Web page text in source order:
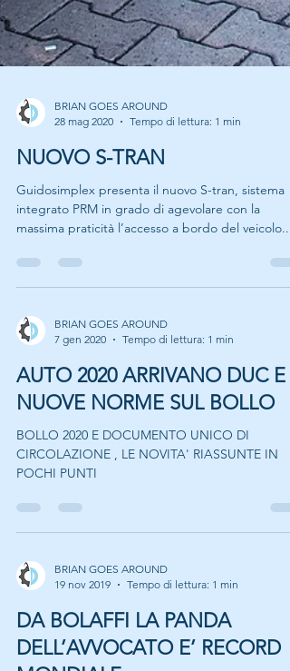
28 mag 2020
Tempo di lettura: 1 min
NUOVO S-TRAN
Guidosimplex presenta il nuovo S-tran, sistema
massima praticità l’accesso a bordo del veicolo...
7 gen 2020
Tempo di lettura: 1 min
AUTO 2020 ARRIVANO DUC E
NUOVE NORME SUL BOLLO
BOLLO 2020 E DOCUMENTO UNICO DI
POCHI PUNTI
19 nov 2019
Tempo di lettura: 1 min
DA BOLAFFI LA PANDA